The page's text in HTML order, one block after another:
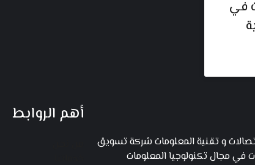
في
و تقنية المعلومات شركة تسويق
في مجال تكنولوجيا المعلومات
أهم الروابط